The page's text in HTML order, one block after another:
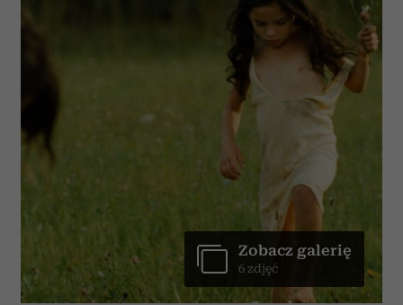
Zobacz galerię
6 zdjęć